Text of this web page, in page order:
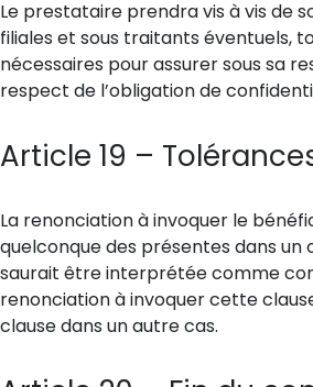
Le prestataire prendra vis à vis de
filiales et sous traitants éventuels,
nécessaires pour assurer sous sa
respect de l’obligation de
Article 19 –
La renonciation à invoquer le
quelconque des présentes dans un
saurait être interprétée comme
renonciation à invoquer cette
clause dans un autre cas.